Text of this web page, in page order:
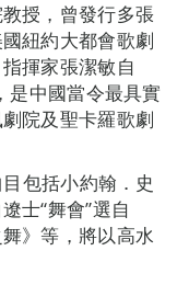
授，曾發行多張
紐約大都會歌劇
揮家張潔敏自
是中國當令最具實
院及聖卡羅歌劇
包括小約翰．史
士“舞會”選自
》等，將以高水